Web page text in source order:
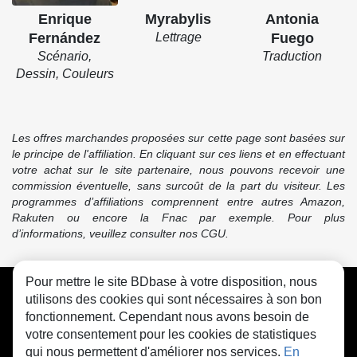
Enrique
Fernández
Scénario,
Dessin, Couleurs
Myrabylis
Lettrage
Antonia
Fuego
Traduction
Les offres marchandes proposées sur cette page sont basées sur
le principe de l'affiliation. En cliquant sur ces liens et en effectuant
votre achat sur le site partenaire, nous pouvons recevoir une
commission éventuelle, sans surcoût de la part du visiteur. Les
programmes d’affiliations comprennent entre autres Amazon,
Rakuten ou encore la Fnac par exemple. Pour plus
d’informations, veuillez consulter nos CGU.
CGU FAQ Contact Cookies
Pour mettre le site BDbase à votre disposition, nous
utilisons des cookies qui sont nécessaires à son bon
fonctionnement. Cependant nous avons besoin de
votre consentement pour les cookies de statistiques
qui nous permettent d'améliorer nos services. En